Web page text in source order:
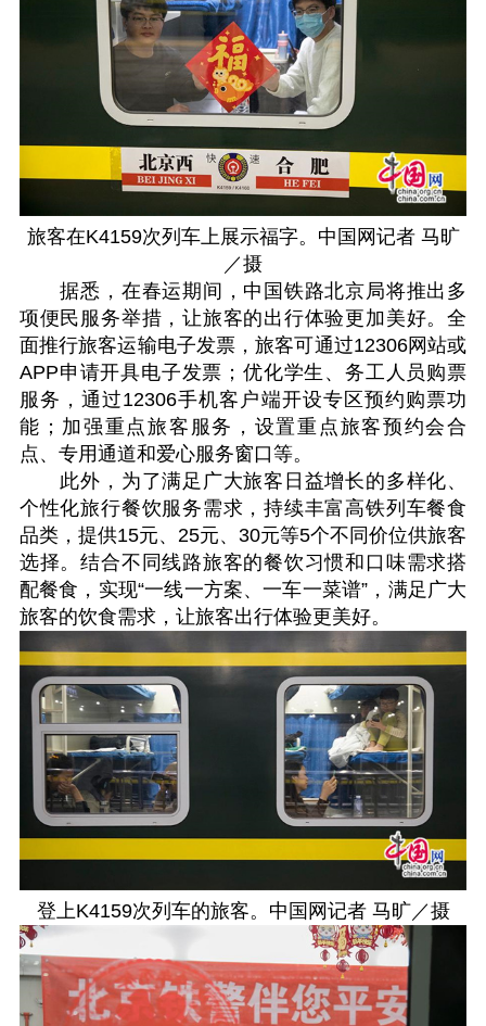
旅客在K4159次列车上展示福字。中国网记者 马旷
／摄
据悉，在春运期间，中国铁路北京局将推出多
项便民服务举措，让旅客的出行体验更加美好。全
面推行旅客运输电子发票，旅客可通过12306网站或
APP申请开具电子发票；优化学生、务工人员购票
服务，通过12306手机客户端开设专区预约购票功
能；加强重点旅客服务，设置重点旅客预约会合
点、专用通道和爱心服务窗口等。
此外，为了满足广大旅客日益增长的多样化、
个性化旅行餐饮服务需求，持续丰富高铁列车餐食
品类，提供15元、25元、30元等5个不同价位供旅客
选择。结合不同线路旅客的餐饮习惯和口味需求搭
配餐食，实现“一线一方案、一车一菜谱”，满足广大
旅客的饮食需求，让旅客出行体验更美好。
登上K4159次列车的旅客。中国网记者 马旷／摄